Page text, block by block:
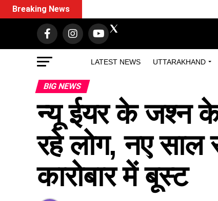
LATEST NEWS UTTARAKHAND
Breaking News
BIG NEWS
न्यू ईयर के जश्न के
रहे लोग, नए साल
कारोबार में बूस्ट